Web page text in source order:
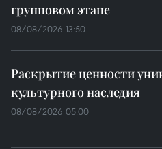
групповом этапе
08/08/2026 13:50
Раскрытие ценности
культурного наследия
08/08/2026 05:00